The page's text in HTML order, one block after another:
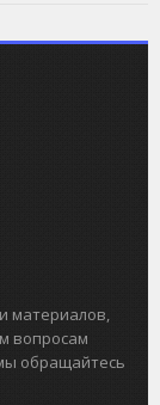
материалов,
вопросам
обращайтесь